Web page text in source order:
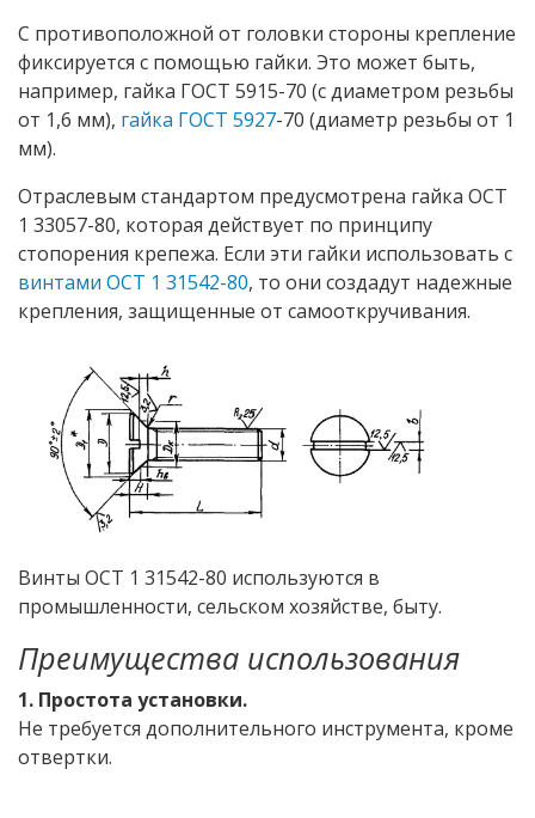
С противоположной от головки стороны крепление
фиксируется с помощью гайки. Это может быть,
например, гайка ГОСТ 5915-70 (с диаметром резьбы
от 1,6 мм), гайка ГОСТ 5927-70 (диаметр резьбы от 1
мм).
Отраслевым стандартом предусмотрена гайка ОСТ
1 33057-80, которая действует по принципу
стопорения крепежа. Если эти гайки использовать с
винтами ОСТ 1 31542-80, то они создадут надежные
крепления, защищенные от самооткручивания.
Винты ОСТ 1 31542-80 используются в
промышленности, сельском хозяйстве, быту.
Преимущества использования
1. Простота установки.
Не требуется дополнительного инструмента, кроме
отвертки.